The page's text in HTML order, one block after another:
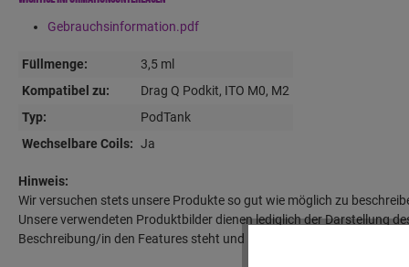
Gebrauchsinformation.pdf
Füllmenge:
3,5 ml
Kompatibel zu:
Drag Q Podkit, ITO M0, M2
Typ:
PodTank
Wechselbare Coils: Ja
Hinweis:
Wir versuchen stets unsere Produkte so gut wie möglich zu
Unsere verwendeten Produktbilder dienen lediglich der Darstellung
Beschreibung/in den Features steht und im Lieferumfang aufgeführt